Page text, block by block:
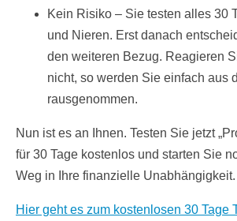
Kein Risiko – Sie testen alles 30
und Nieren. Erst danach
den weiteren Bezug. Reagieren
nicht, so werden Sie einfach aus
rausgenommen.
Nun ist es an Ihnen. Testen Sie jetzt
für 30 Tage kostenlos und starten Sie
Weg in Ihre finanzielle Unabhängigkeit.
Hier geht es zum kostenlosen 30 Tage